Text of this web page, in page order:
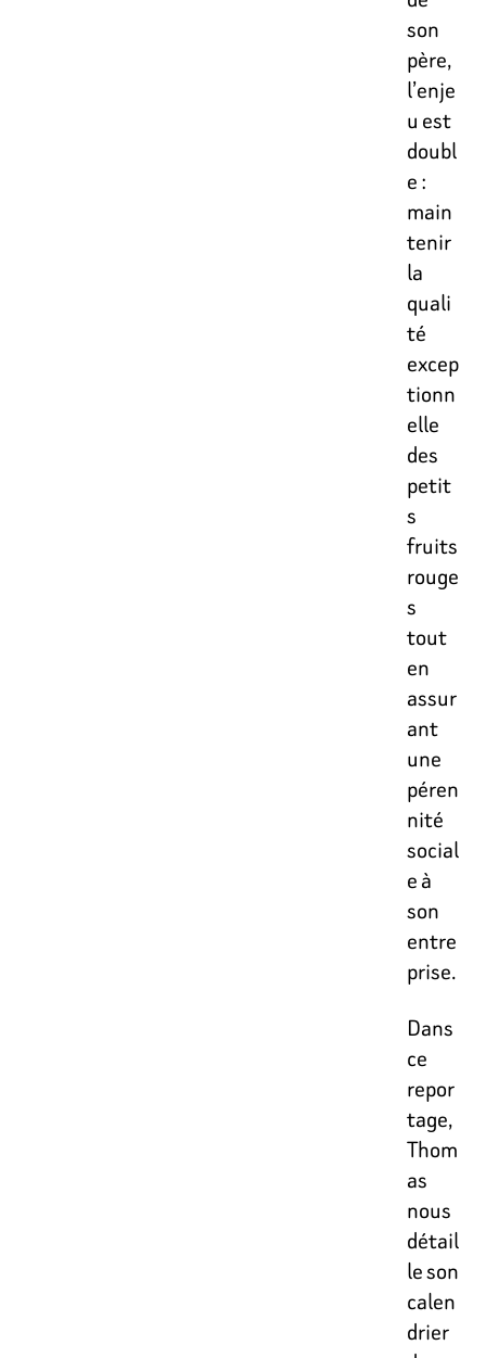
son
père,
l’enje
u est
doubl
e :
main
tenir
la
quali
té
excep
tionn
elle
des
petit
s
fruits
rouge
s
tout
en
assur
ant
une
péren
nité
social
e à
son
entre
prise.
Dans
ce
repor
tage,
Thom
as
nous
détail
le son
calen
drier